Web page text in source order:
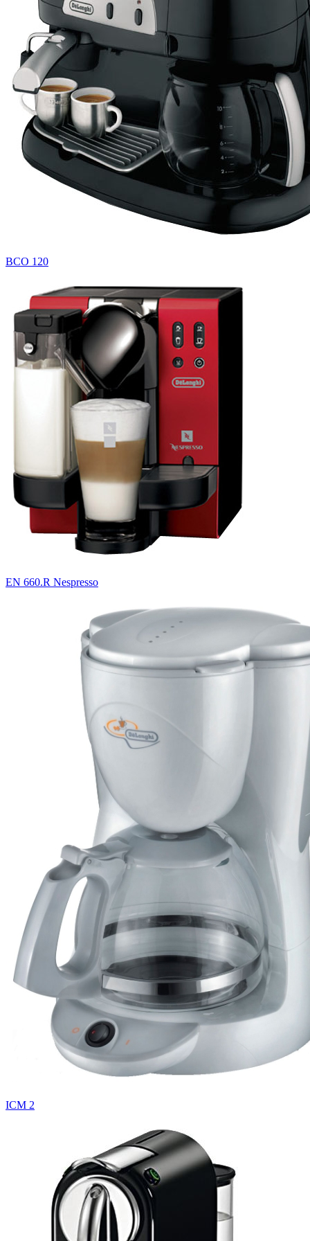
BCO 120
EN 660.R Nespresso
ICM 2